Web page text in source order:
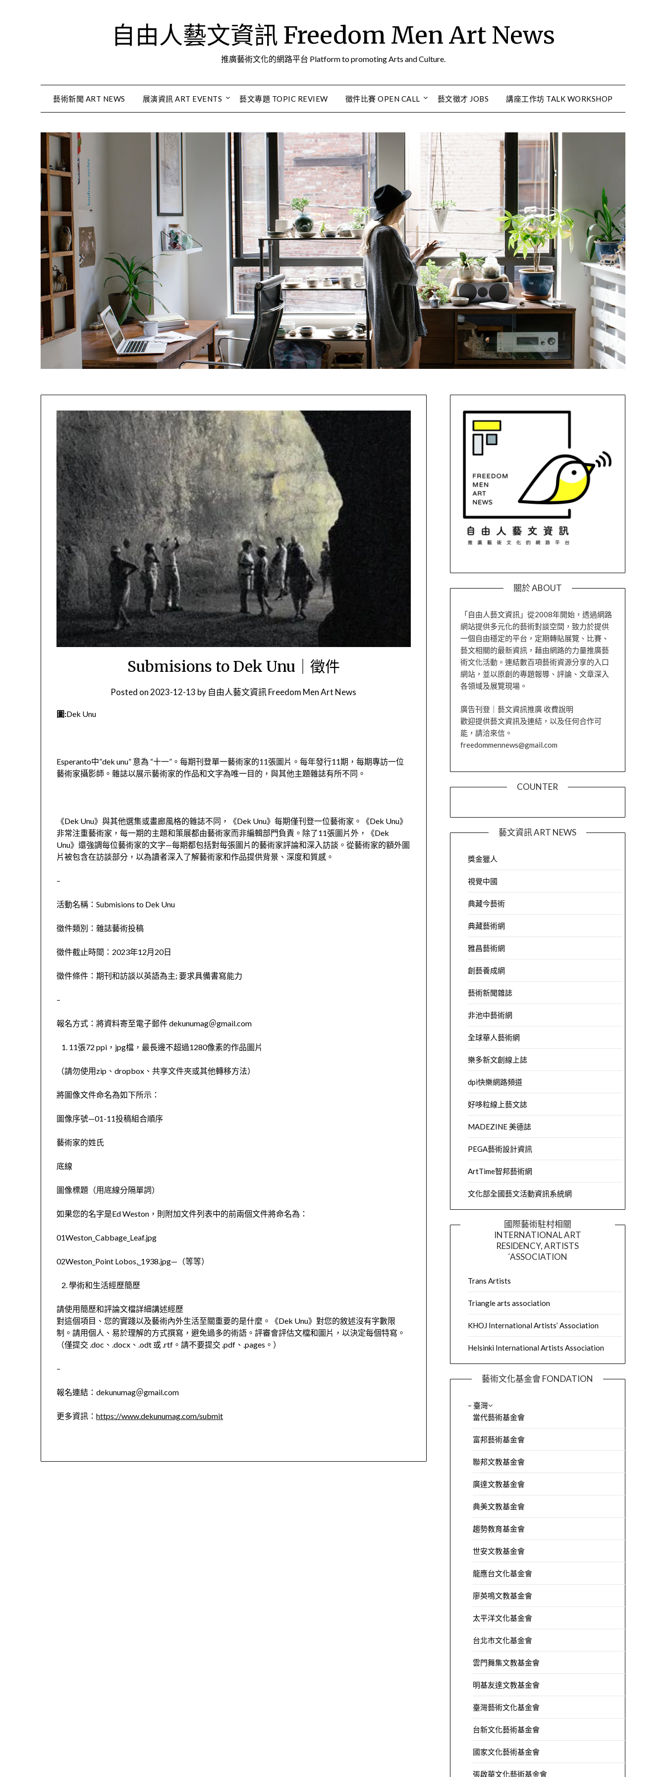
自由人藝文資訊 Freedom Men Art News
推廣藝術文化的網路平台 Platform to promoting Arts and Culture.
藝術新聞 ART NEWS 展演資訊 ART EVENTS 藝文專題 TOPIC REVIEW 徵件比賽 OPEN CALL 藝文徵才 JOBS 講座工作坊 TALK WORKSHOP
Submisions to Dek Unu｜徵件
Posted on 2023-12-13 by 自由人藝文資訊 Freedom Men Art News
圖:Dek Unu
Esperanto中”dek unu” 意為 “十一”。每期刊登單一藝術家的11張圖片。每年發行11期，每期專訪一位
藝術家攝影師。雜誌以展示藝術家的作品和文字為唯一目的，與其他主題雜誌有所不同。
《Dek Unu》與其他選集或畫廊風格的雜誌不同，《Dek Unu》每期僅刊登一位藝術家。《Dek Unu》
非常注重藝術家，每一期的主題和策展都由藝術家而非編輯部門負責。除了11張圖片外，《Dek
Unu》還強調每位藝術家的文字—每期都包括對每張圖片的藝術家評論和深入訪談。從藝術家的額外圖
片被包含在訪談部分，以為讀者深入了解藝術家和作品提供背景、深度和質感。
–
活動名稱：Submisions to Dek Unu
徵件類別：雜誌藝術投稿
徵件截止時間：2023年12月20日
徵件條件：期刊和訪談以英語為主; 要求具備書寫能力
–
報名方式：將資料寄至電子郵件 dekunumag＠gmail.com
11張72 ppi，jpg檔，最長邊不超過1280像素的作品圖片
（請勿使用zip、dropbox、共享文件夾或其他轉移方法）
將圖像文件命名為如下所示：
圖像序號—01-11投稿組合順序
藝術家的姓氏
底線
圖像標題（用底線分隔單詞）
如果您的名字是Ed Weston，則附加文件列表中的前兩個文件將命名為：
01Weston_Cabbage_Leaf.jpg
02Weston_Point Lobos,_1938.jpg—（等等）
學術和生活經歷簡歷
請使用簡歷和評論文檔詳細講述經歷
對這個項目、您的實踐以及藝術內外生活至關重要的是什麼。《Dek Unu》對您的敘述沒有字數限
制。請用個人、易於理解的方式撰寫，避免過多的術語。評審會評估文檔和圖片，以決定每個特寫。
（僅提交 .doc、.docx、.odt 或 .rtf。請不要提交 .pdf、.pages。）
–
報名連結：dekunumag＠gmail.com
更多資訊：https://www.dekunumag.com/submit
關於 ABOUT
「自由人藝文資訊」從2008年開始，透過網路
網站提供多元化的藝術對談空間，致力於提供
一個自由穩定的平台，定期轉貼展覽、比賽、
藝文相關的最新資訊，藉由網路的力量推廣藝
術文化活動。連結數百項藝術資源分享的入口
網站，並以原創的專題報導、評論、文章深入
各領域及展覽現場。
廣告刊登｜藝文資訊推廣 收費說明
歡迎提供藝文資訊及連結，以及任何合作可
能，請洽來信。
freedommennews@gmail.com
COUNTER
藝文資訊 ART NEWS
獎金獵人
視覺中國
典藏今藝術
典藏藝術網
雅昌藝術網
創藝養成網
藝術新聞雜誌
非池中藝術網
全球華人藝術網
樂多新文創線上誌
dpi快樂網路頻道
好哆粒線上藝文誌
MADEZINE 美德誌
PEGA藝術設計資訊
ArtTime智邦藝術網
文化部全國藝文活動資訊系統網
國際藝術駐村相關
INTERNATIONAL ART
RESIDENCY, ARTISTS
´ASSOCIATION
Trans Artists
Triangle arts association
KHOJ International Artists’ Association
Helsinki International Artists Association
藝術文化基金會 FONDATION
– 臺灣
當代藝術基金會
富邦藝術基金會
聯邦文教基金會
廣達文教基金會
典美文教基金會
趨勢教育基金會
世安文教基金會
龍應台文化基金會
廖英鳴文教基金會
太平洋文化基金會
台北市文化基金會
雲門舞集文教基金會
明基友達文教基金會
臺灣藝術文化基金會
台新文化藝術基金會
國家文化藝術基金會
張啟華文化藝術基金會